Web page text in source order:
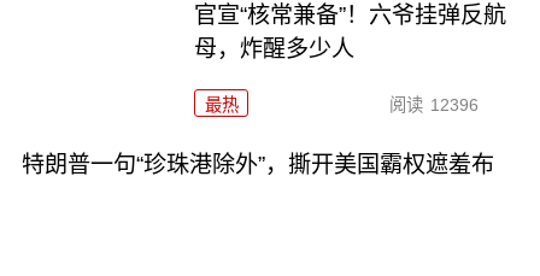
官宣“核常兼备”！六爷挂弹反航
母，炸醒多少人
最热 阅读 12396
特朗普一句“珍珠港除外”，撕开美国霸权遮羞布